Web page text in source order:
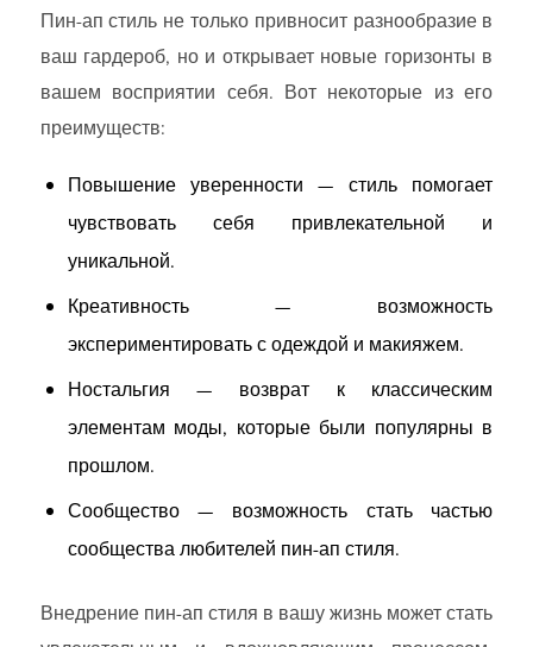
Пин-ап стиль не только привносит разнообразие в
ваш гардероб, но и открывает новые горизонты в
вашем восприятии себя. Вот некоторые из его
преимуществ:
Повышение уверенности — стиль помогает
чувствовать себя привлекательной и
уникальной.
Креативность — возможность
экспериментировать с одеждой и макияжем.
Ностальгия — возврат к классическим
элементам моды, которые были популярны в
прошлом.
Сообщество — возможность стать частью
сообщества любителей пин-ап стиля.
Внедрение пин-ап стиля в вашу жизнь может стать